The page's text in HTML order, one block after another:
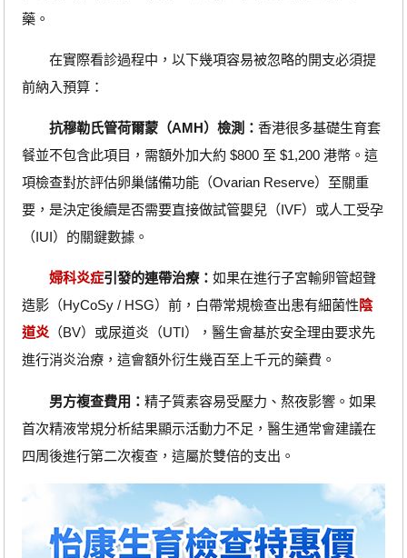
藥。
在實際看診過程中，以下幾項容易被忽略的開支必須提
前納入預算：
抗穆勒氏管荷爾蒙（AMH）檢測： 香港很多基礎生育套
餐並不包含此項目，需額外加大約 $800 至 $1,200 港幣。這
項檢查對於評估卵巢儲備功能（Ovarian Reserve）至關重
要，是決定後續是否需要直接做試管嬰兒（IVF）或人工受孕
（IUI）的關鍵數據。
婦科炎症引發的連帶治療： 如果在進行子宮輸卵管超聲
造影（HyCoSy / HSG）前，白帶常規檢查出患有細菌性陰
道炎（BV）或尿道炎（UTI），醫生會基於安全理由要求先
進行消炎治療，這會額外衍生幾百至上千元的藥費。
男方複查費用： 精子質素容易受壓力、熬夜影響。如果
首次精液常規分析結果顯示活動力不足，醫生通常會建議在
四周後進行第二次複查，這屬於雙倍的支出。